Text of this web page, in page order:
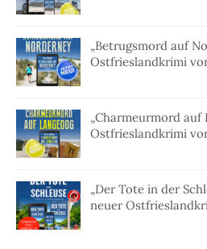
„Betrugsmord auf
Ostfrieslandkrimi
„Charmeurmord auf
Ostfrieslandkrimi
„Der Tote in der
neuer